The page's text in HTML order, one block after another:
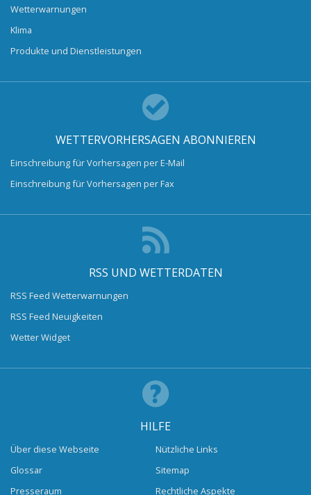
Wetterwarnungen
Klima
Produkte und Dienstleistungen
WETTERVORHERSAGEN ABONNIEREN
Einschreibung für Vorhersagen per E-Mail
Einschreibung für Vorhersagen per Fax
RSS UND WETTERDATEN
RSS Feed Wetterwarnungen
RSS Feed Neuigkeiten
Wetter Widget
HILFE
Über diese Webseite
Glossar
Presseraum
Nützliche Links
Sitemap
Rechtliche Aspekte